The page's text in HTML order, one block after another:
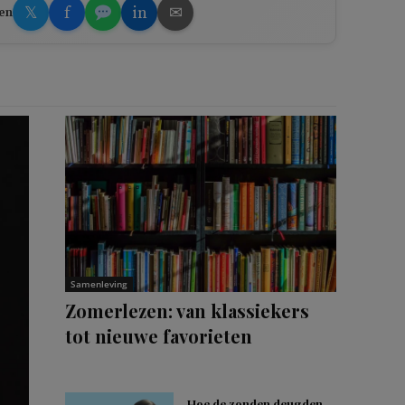
𝕏 f in ✉
Samenleving
Zomerlezen: van klassiekers
tot nieuwe favorieten